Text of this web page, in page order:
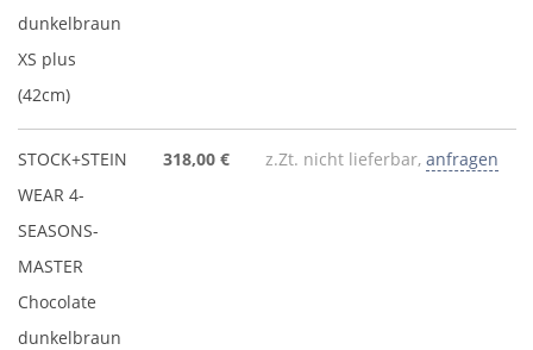
dunkelbraun
XS plus
(42cm)
STOCK+STEIN
WEAR 4-
SEASONS-
MASTER
Chocolate
dunkelbraun
318,00 € z.Zt. nicht lieferbar, anfragen